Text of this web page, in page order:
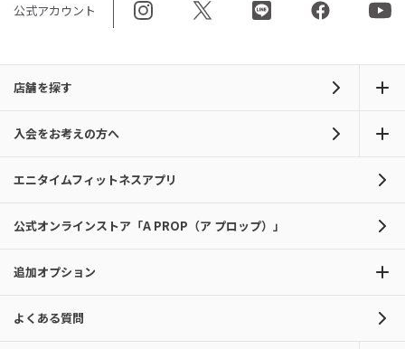
公式アカウント
店舗を探す
入会をお考えの方へ
エニタイムフィットネスアプリ
公式オンラインストア「A PROP（ア プロップ）」
追加オプション
よくある質問